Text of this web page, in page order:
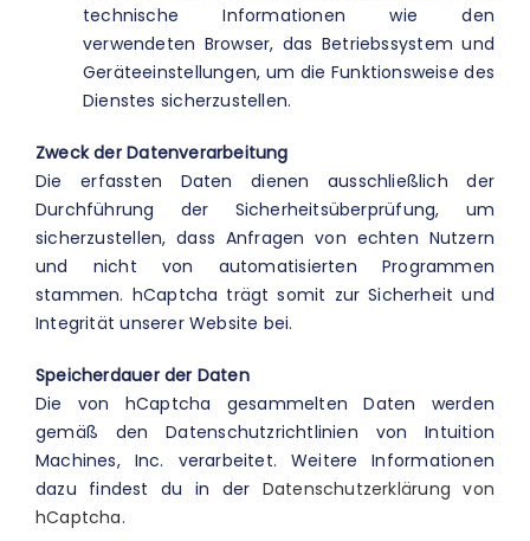
technische Informationen wie den
verwendeten Browser, das Betriebssystem und
Geräteeinstellungen, um die Funktionsweise des
Dienstes sicherzustellen.
Zweck der Datenverarbeitung
Die erfassten Daten dienen ausschließlich der
Durchführung der Sicherheitsüberprüfung, um
sicherzustellen, dass Anfragen von echten Nutzern
und nicht von automatisierten Programmen
stammen. hCaptcha trägt somit zur Sicherheit und
Integrität unserer Website bei.
Speicherdauer der Daten
Die von hCaptcha gesammelten Daten werden
gemäß den Datenschutzrichtlinien von Intuition
Machines, Inc. verarbeitet. Weitere Informationen
dazu findest du in der Datenschutzerklärung von
hCaptcha.